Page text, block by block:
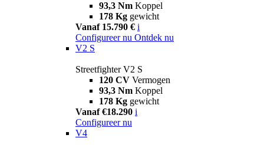
93,3 Nm Koppel
178 Kg gewicht
Vanaf 15.790 € i
Configureer nu Ontdek nu
V2 S
Streetfighter V2 S
120 CV Vermogen
93,3 Nm Koppel
178 Kg gewicht
Vanaf €18.290 i
Configureer nu
V4